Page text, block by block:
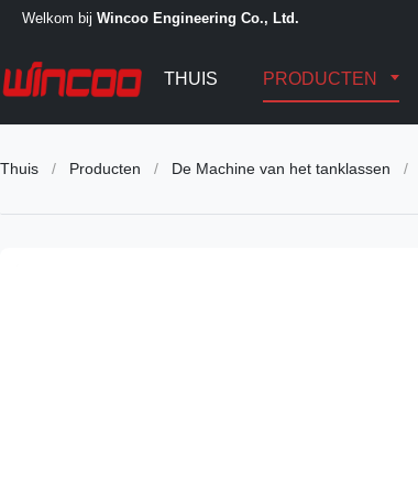
Welkom bij Wincoo Engineering Co., Ltd.
THUIS PRODUCTEN
Thuis / Producten / De Machine van het tanklassen /